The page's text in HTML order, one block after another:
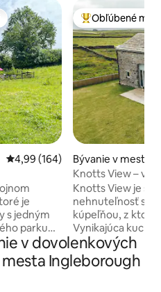
Priemerné ohodnotenie 4,99 z
4,99 (164)
je
s jedným
parku
Peaks a
District.
Najobľúbenejšie
Obľúbené
Bývanie v meste
Knotts View –
elektromobily.
Knotts View je
nehnuteľnosť s 3
kúpeľňou, z
Vynikajúca
ľahkými a
terasu.
na drevo,
v dovolenkových
Ingleborough